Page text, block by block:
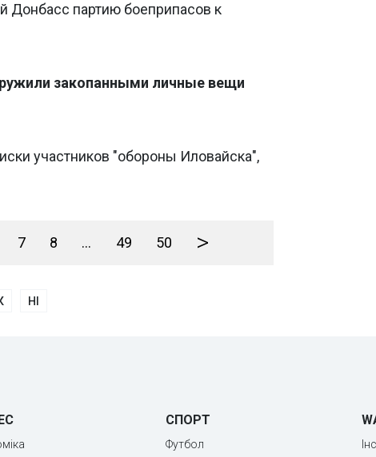
Донбасс партию боеприпасов к
закопанными личные вещи
участников "обороны Иловайска",
7 8 ... 49 50 >
НІ
СПОРТ
Футбол